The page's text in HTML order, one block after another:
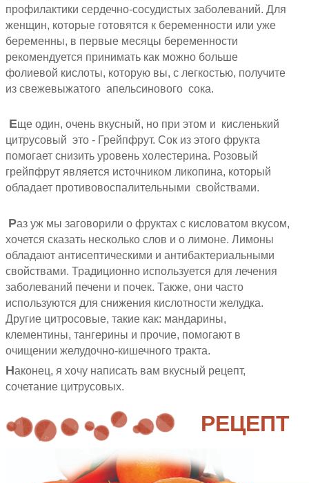
профилактики сердечно-сосудистых заболеваний. Для
женщин, которые готовятся к беременности или уже
беременны, в первые месяцы беременности
рекомендуется принимать как можно больше
фолиевой кислоты, которую вы, с легкостью, получите
из свежевыжатого апельсинового сока.
Еще один, очень вкусный, но при этом и кисленький
цитрусовый это - Грейпфрут. Сок из этого фрукта
помогает снизить уровень холестерина. Розовый
грейпфрут является источником ликопина, который
обладает противовоспалительными свойствами.
Раз уж мы заговорили о фруктах с кисловатом вкусом,
хочется сказать несколько слов и о лимоне. Лимоны
обладают антисептическими и антибактериальными
свойствами. Традиционно используется для лечения
заболеваний печени и почек. Также, они часто
используются для снижения кислотности желудка.
Другие цитросовые, такие как: мандарины,
клементины, тангерины и прочие, помогают в
очищении желудочно-кишечного тракта.
Наконец, я хочу написать вам вкусный рецепт,
сочетание цитрусовых.
РЕЦЕПТ